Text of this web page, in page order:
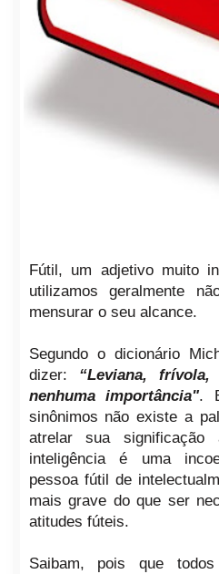
Fútil, um adjetivo muito
utilizamos geralmente
mensurar o seu alcance.
Segundo o dicionário
dizer: “Leviana,
nenhuma importância".
sinônimos não existe a
atrelar sua
inteligência é uma
pessoa fútil de
mais grave do que ser
atitudes fúteis.
Saibam, pois que